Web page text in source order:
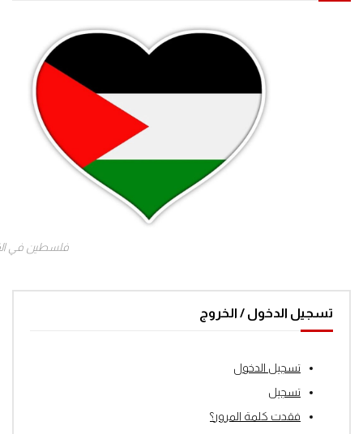
فلسطين في
تسجيل الدخول / الخروج
تسجيل الدخول
تسجيل
فقدت كلمة المرور؟